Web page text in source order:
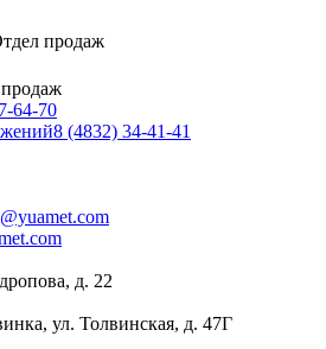
продаж
64-70
8 (4832) 34-41-41
д. 22
ул. Толвинская, д. 47Г